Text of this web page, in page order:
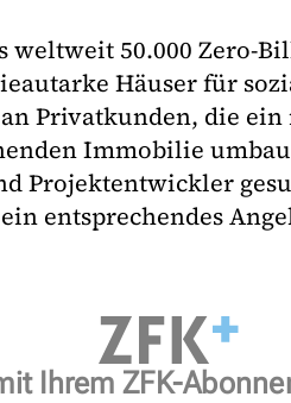
weltweit 50.000 Zero-
Häuser für
Privatkunden, die ein
Immobilie
Projektentwickler
entsprechendes
Ihrem ZFK-